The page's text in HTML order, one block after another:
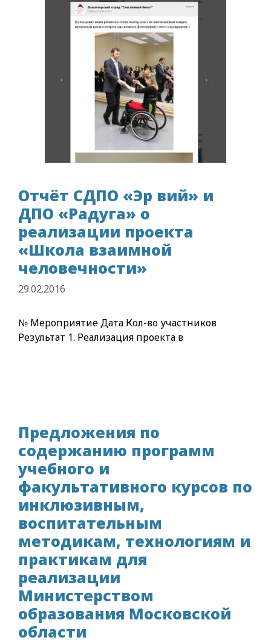
Отчёт СДПО «Эр вий» и
ДПО «Радуга» о
реализации проекта
«Школа взаимной
человечности»
29.02.2016
№ Мероприятие Дата Кол-во участников
Результат 1. Реализация проекта в
Предложения по
содержанию программ
учебного и
факультативного курсов по
инклюзивным,
воспитательным
методикам, технологиям и
практикам для
реализации
Министерством
образования Московской
области